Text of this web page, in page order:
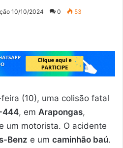
10/10/2024 0 53
(10), uma colisão fatal
444, em Arapongas,
um motorista. O acidente
Benz e um caminhão baú.